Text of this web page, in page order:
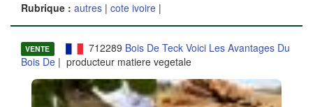
Rubrique : autres | cote ivoire |
VENTE 712289 Bois De Teck Voici Les Avantages Du
Bois De | producteur matiere vegetale